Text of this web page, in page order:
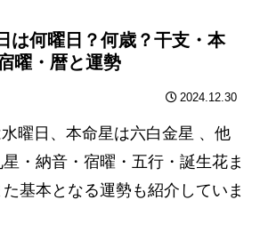
は何曜日？何歳？干支・本
曜・暦と運勢
2024.12.30
曜日、本命星は六白金星 、他
・納音・宿曜・五行・誕生花ま
基本となる運勢も紹介していま